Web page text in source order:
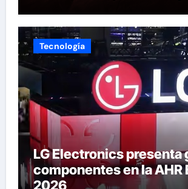
Tecnología
LG Electronics presenta
componentes en la AHR
2026